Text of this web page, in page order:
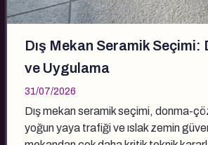
Dış Mekan Seramik Seçimi:
ve Uygulama
31/07/2026
Dış mekan seramik seçimi, donma-
yoğun yaya trafiği ve ıslak zemin